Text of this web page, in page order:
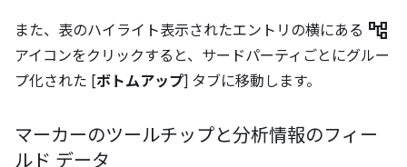
また、表のハイライト表示されたエントリの横にある account_tree
アイコンをクリックすると、サードパーティごとにグルー
プ化された [ボトムアップ] タブに移動します。
マーカーのツールチップと分析情報のフィー
ルド データ